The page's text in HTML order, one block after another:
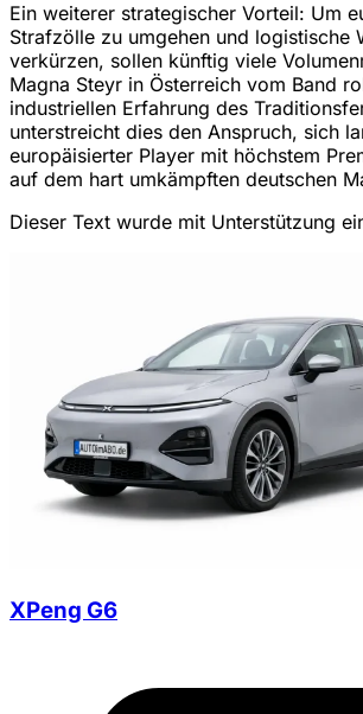
Ein weiterer strategischer Vorteil: Um
Strafzölle zu umgehen und logistische
verkürzen, sollen künftig viele
Magna Steyr in Österreich vom Band
industriellen Erfahrung des
unterstreicht dies den Anspruch, sich
europäisierter Player mit höchstem
auf dem hart umkämpften deutschen
Dieser Text wurde mit Unterstützung
XPeng G6